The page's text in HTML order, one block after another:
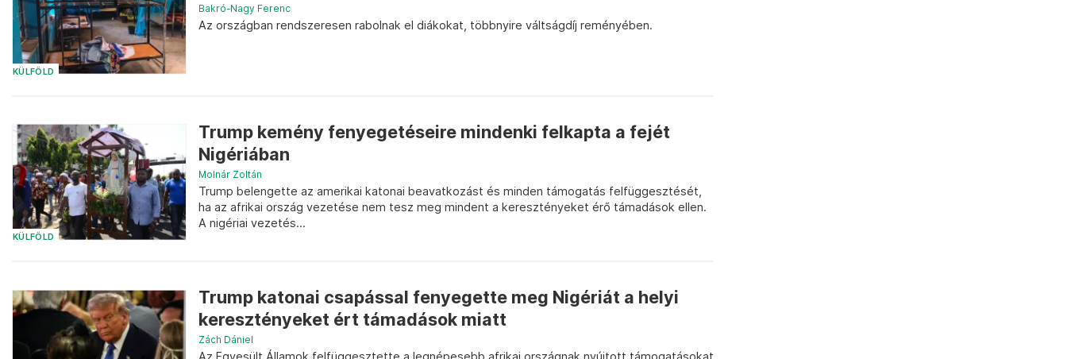
KÜLFÖLD
Bakró-Nagy Ferenc
Az országban rendszeresen rabolnak el diákokat, többnyire váltságdíj reményében.
KÜLFÖLD
Trump kemény fenyegetéseire mindenki felkapta a fejét
Nigériában
Molnár Zoltán
Trump belengette az amerikai katonai beavatkozást és minden támogatás felfüggesztését,
ha az afrikai ország vezetése nem tesz meg mindent a keresztényeket érő támadások ellen.
A nigériai vezetés...
Trump katonai csapással fenyegette meg Nigériát a helyi
keresztényeket ért támadások miatt
Zách Dániel